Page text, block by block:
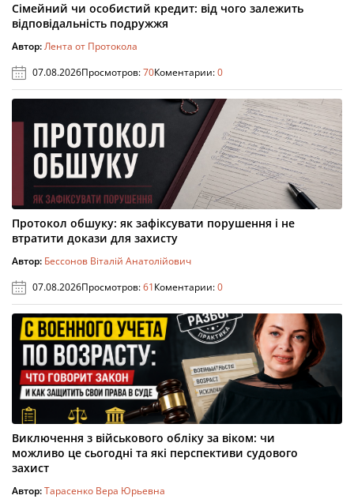
Сімейний чи особистий кредит: від чого залежить
відповідальність подружжя
Автор:Лента от Протокола
07.08.2026Просмотров:70Коментарии:0
Протокол обшуку: як зафіксувати порушення і не
втратити докази для захисту
Автор: Бессонов Віталій Анатолійович
07.08.2026Просмотров:61Коментарии:0
Виключення з військового обліку за віком: чи
можливо це сьогодні та які перспективи судового
захист
Автор:Тарасенко Вера Юрьевна